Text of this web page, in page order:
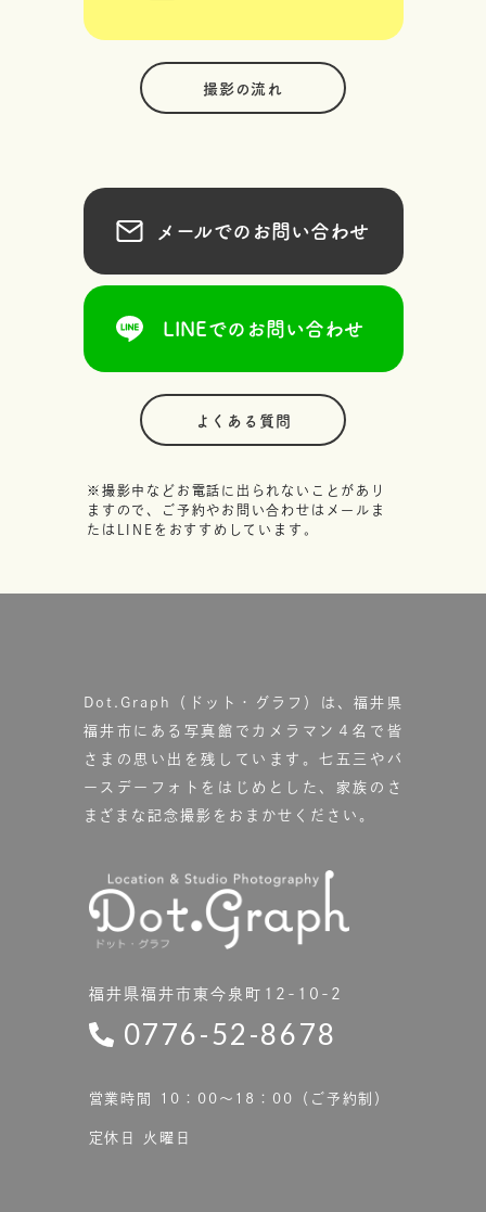
撮影の流れ
メールでのお問い合わせ
LINEでのお問い合わせ
よくある質問
※撮影中などお電話に出られないことがあり
ますので、ご予約やお問い合わせはメールま
たはLINEをおすすめしています。
Dot.Graph（ドット・グラフ）は、福井県
福井市にある写真館で カメラマン４名で皆
さまの思い出を残しています。七五三やバ
ースデーフォトをはじめとした、家族のさ
まざまな記念撮影をおまかせください。
福井県福井市東今泉町12-10-2
0776-52-8678
営業時間 10：00〜18：00（ご予約制）
定休日 火曜日